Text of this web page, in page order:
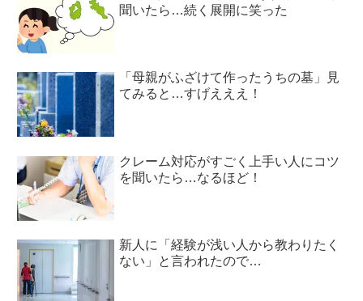
聞いたら…続く展開に笑った
「母親がふざけて作ったうちの墓」見
てみると…すげえええ！
クレーム対応がすごく上手い人にコツ
を聞いたら…なるほど！
新人に「経験が浅い人から教わりたく
ない」と言われたので…